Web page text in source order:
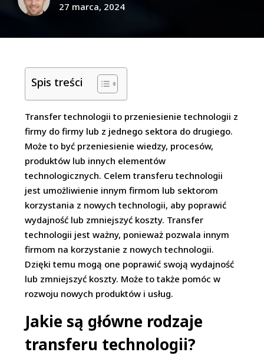
27 marca, 2024
Spis treści
Transfer technologii to przeniesienie technologii z
firmy do firmy lub z jednego sektora do drugiego.
Może to być przeniesienie wiedzy, procesów,
produktów lub innych elementów
technologicznych. Celem transferu technologii
jest umożliwienie innym firmom lub sektorom
korzystania z nowych technologii, aby poprawić
wydajność lub zmniejszyć koszty. Transfer
technologii jest ważny, ponieważ pozwala innym
firmom na korzystanie z nowych technologii.
Dzięki temu mogą one poprawić swoją wydajność
lub zmniejszyć koszty. Może to także pomóc w
rozwoju nowych produktów i usług.
Jakie są główne rodzaje
transferu technologii?